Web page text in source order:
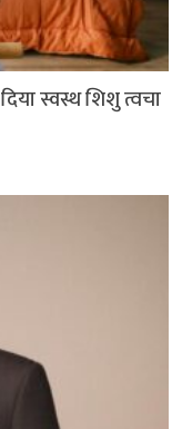
स्वस्थ शिशु त्वचा